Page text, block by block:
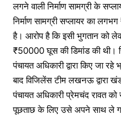
लगने वाली निर्माण सामग्री के
निर्माण सामग्री सप्लायर का
है। आरोप है कि इसी भुगतान को
₹50000 घूस की डिमांड की थी।
पंचायत अधिकारी द्वारा किए जा
बाद विजिलेंस टीम लखनऊ द्वारा
पंचायत अधिकारी प्रेमचंद रावत
पूछताछ के लिए उसे अपने साथ ले